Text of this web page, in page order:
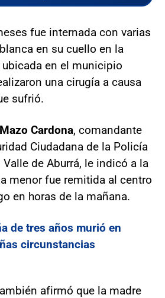
fue internada con varias
en su cuello en la
ubicada en el municipio
una cirugía a causa
sufrió.
Cardona, comandante
Ciudadana de la Policía
de Aburrá, le indicó a la
menor fue remitida al centro
en horas de la mañana.
de tres años murió en
circunstancias
afirmó que la madre